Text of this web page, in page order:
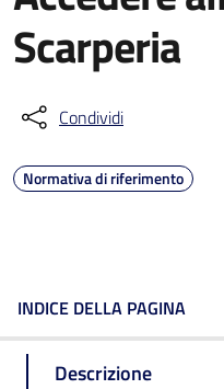
Scarperia
Condividi
Normativa di riferimento
INDICE DELLA PAGINA
Descrizione